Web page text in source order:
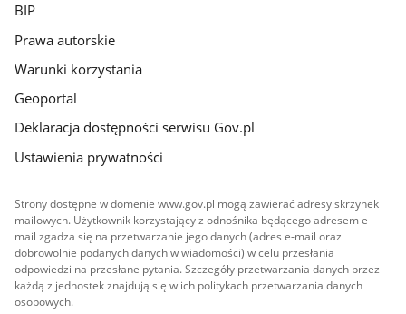
BIP
Prawa autorskie
Warunki korzystania
Geoportal
Deklaracja dostępności serwisu Gov.pl
Ustawienia prywatności
Strony dostępne w domenie www.gov.pl mogą zawierać adresy skrzynek
mailowych. Użytkownik korzystający z odnośnika będącego adresem e-
mail zgadza się na przetwarzanie jego danych (adres e-mail oraz
dobrowolnie podanych danych w wiadomości) w celu przesłania
odpowiedzi na przesłane pytania. Szczegóły przetwarzania danych przez
każdą z jednostek znajdują się w ich politykach przetwarzania danych
osobowych.